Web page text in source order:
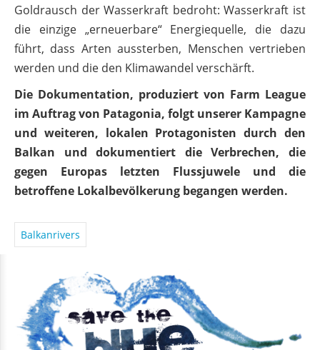
Goldrausch der Wasserkraft bedroht: Wasserkraft ist
die einzige „erneuerbare“ Energiequelle, die dazu
führt, dass Arten aussterben, Menschen vertrieben
werden und die den Klimawandel verschärft.
Die Dokumentation, produziert von Farm League
im Auftrag von Patagonia, folgt unserer Kampagne
und weiteren, lokalen Protagonisten durch den
Balkan und dokumentiert die Verbrechen, die
gegen Europas letzten Flussjuwele und die
betroffene Lokalbevölkerung begangen werden.
Balkanrivers